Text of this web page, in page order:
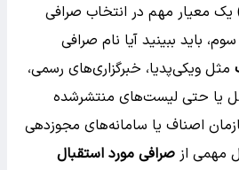
یک معیار مهم در انتخاب صرافی
باید ببینید آیا نام صرافی
مثل ویکی‌پدیا، خبرگزاری‌های رسمی،
یا حتی لیست‌های منتشرشده
اصناف یا سامانه‌های مجوزدهی
مهمی از صرافی مورد استقبال